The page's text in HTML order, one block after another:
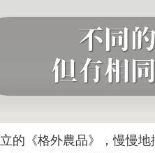
的《格外農品》，慢慢